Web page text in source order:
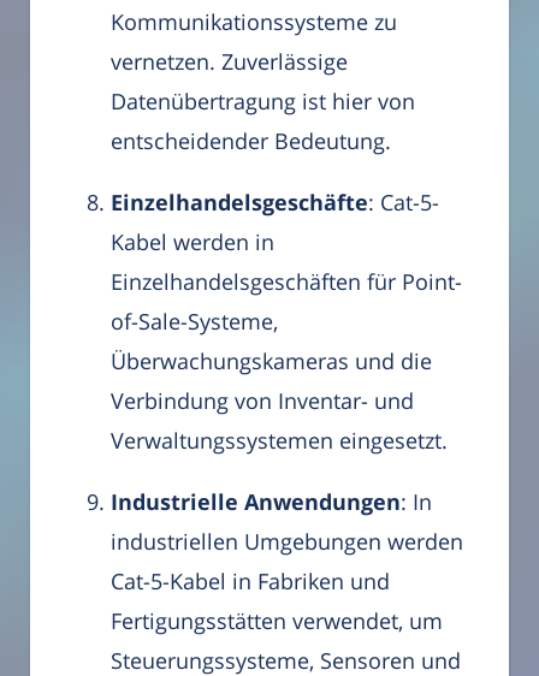
Kommunikationssysteme zu
vernetzen. Zuverlässige
Datenübertragung ist hier von
entscheidender Bedeutung.
Einzelhandelsgeschäfte: Cat-5-
Kabel werden in
Einzelhandelsgeschäften für Point-
of-Sale-Systeme,
Überwachungskameras und die
Verbindung von Inventar- und
Verwaltungssystemen eingesetzt.
Industrielle Anwendungen: In
industriellen Umgebungen werden
Cat-5-Kabel in Fabriken und
Fertigungsstätten verwendet, um
Steuerungssysteme, Sensoren und